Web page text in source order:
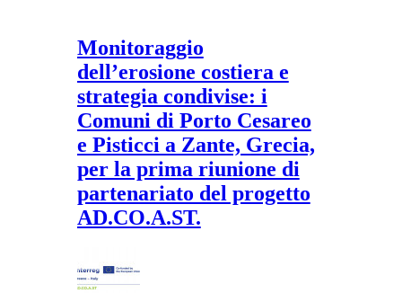
Monitoraggio
dell’erosione costiera e
strategia condivise: i
Comuni di Porto Cesareo
e Pisticci a Zante, Grecia,
per la prima riunione di
partenariato del progetto
AD.CO.A.ST.